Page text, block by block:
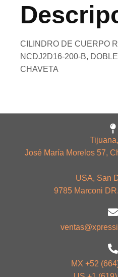
CILINDRO DE CUERPO
NCDJ2D16-200-B,
CHAVETA
José María Morelos 57,
USA, San
9785 Marconi
MX +52